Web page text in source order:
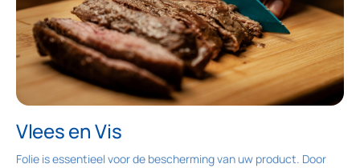
Vlees en Vis
Folie is essentieel voor de bescherming van uw product. Door